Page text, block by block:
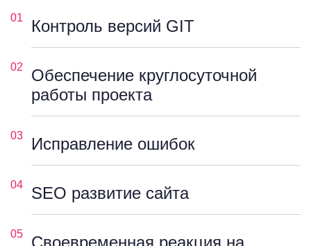
01 Контроль версий GIT
02
Обеспечение круглосуточной
работы проекта
03 Исправление ошибок
04 SEO развитие сайта
05
Своевременная реакция на